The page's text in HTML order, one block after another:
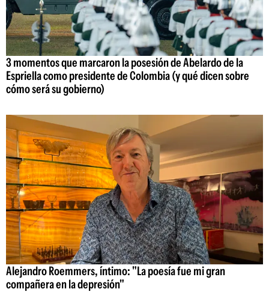
3 momentos que marcaron la posesión de Abelardo de la
Espriella como presidente de Colombia (y qué dicen sobre
cómo será su gobierno)
Alejandro Roemmers, íntimo: "La poesía fue mi gran
compañera en la depresión"